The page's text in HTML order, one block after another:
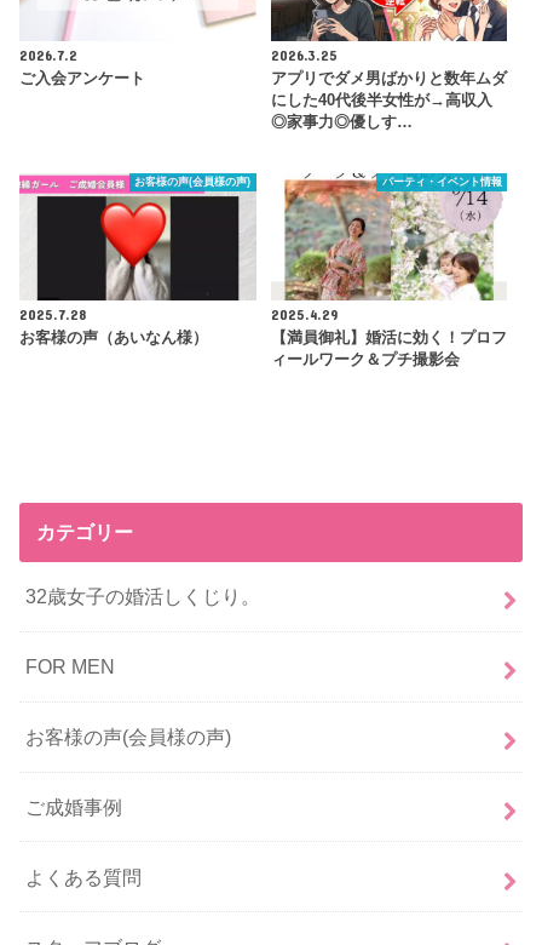
2026.7.2
ご入会アンケート
2026.3.25
アプリでダメ男ばかりと数年ムダ
にした40代後半女性が→高収入
◎家事力◎優しす…
お客様の声(会員様の声)
2025.7.28
お客様の声（あいなん様）
パーティ・イベント情報
2025.4.29
【満員御礼】婚活に効く！プロフ
ィールワーク＆プチ撮影会
カテゴリー
32歳女子の婚活しくじり。
FOR MEN
お客様の声(会員様の声)
ご成婚事例
よくある質問